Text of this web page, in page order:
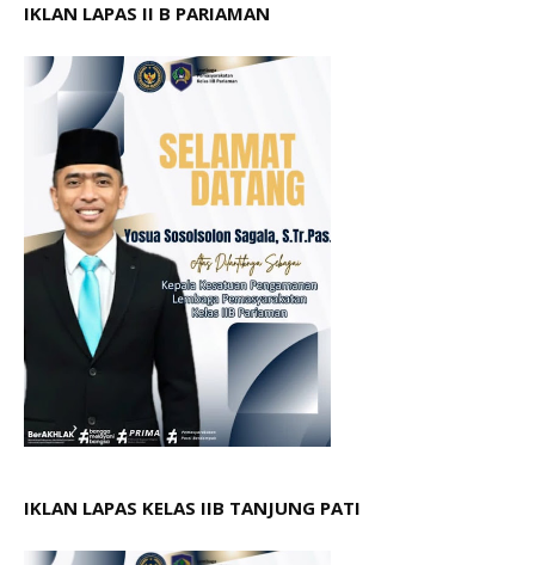
IKLAN LAPAS II B PARIAMAN
IKLAN LAPAS KELAS IIB TANJUNG PATI